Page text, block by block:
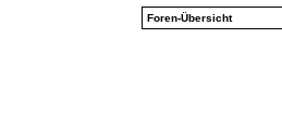
Foren-Übersicht